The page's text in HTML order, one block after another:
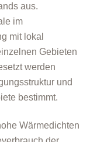
aus.
im
mit lokal
Gebieten
werden
und
bestimmt.
Wärmedichten